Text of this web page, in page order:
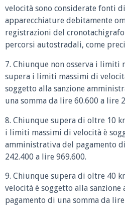
velocità sono considerate fonti
apparecchiature debitamente
registrazioni del
percorsi autostradali, come
7. Chiunque non osserva i limiti
supera i limiti massimi di
soggetto alla sanzione
una somma da lire 60.600 a lire
8. Chiunque supera di oltre 10
i limiti massimi di velocità è
amministrativa del pagamento
242.400 a lire 969.600.
9. Chiunque supera di oltre 40
velocità è soggetto alla sanzione
pagamento di una somma da